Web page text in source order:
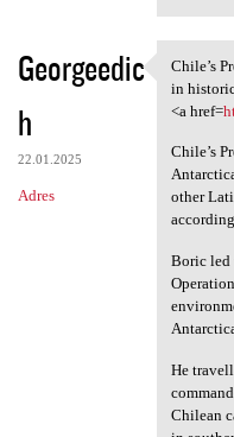
Georgeedic
h
22.01.2025
Adres
Chile’s
Chile’s
in
<a href=
Chile’s
other
Boric led
He
Chilean